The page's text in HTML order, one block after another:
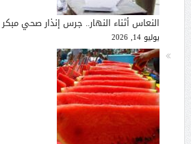
النعاس أثناء النهار.. جرس إنذار صحي مبكر
يوليو 14, 2026